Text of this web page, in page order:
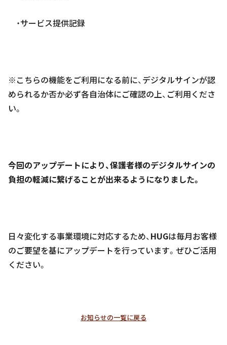
・サービス提供記録
※こちらの機能をご利用になる前に、デジタルサインが認
められるか否か必ず各自治体にご確認の上、ご利用くださ
い。
今回のアップデートにより、保護者様のデジタルサインの
負担の軽減に繋げることが出来るようになりました。
日々変化する事業環境に対応するため、 HUGは毎月お客様
のご要望を基にアップデートを行っています。ぜひご活用
ください。
お知らせの一覧に戻る